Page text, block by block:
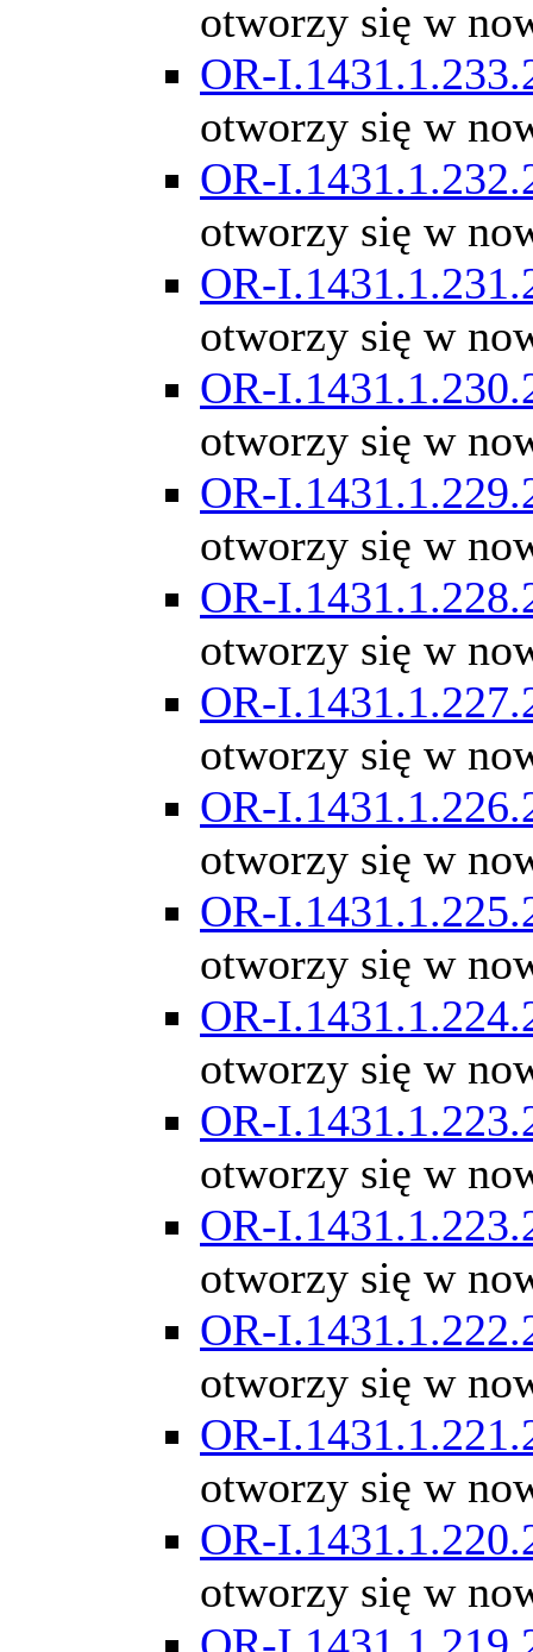
otworzy się w
OR-
otworzy się w
OR-
otworzy się w
OR-
otworzy się w
OR-
otworzy się w
OR-
otworzy się w
OR-
otworzy się w
OR-
otworzy się w
OR-
otworzy się w
OR-
otworzy się w
OR-
otworzy się w
OR-
otworzy się w
OR-
otworzy się w
OR-
otworzy się w
OR-
otworzy się w
OR-
otworzy się w